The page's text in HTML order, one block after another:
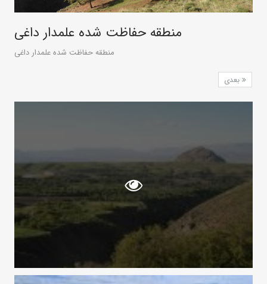
منطقه حفاظت شده علمدار داغی
منطقه حفاظت شده علمدار داغی